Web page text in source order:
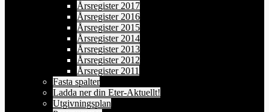
Årsregister 2017
Årsregister 2016
Årsregister 2015
Årsregister 2014
Årsregister 2013
Årsregister 2012
Årsregister 2011
Fasta spalter
Ladda ner din Eter-Aktuellt!
Utgivningsplan